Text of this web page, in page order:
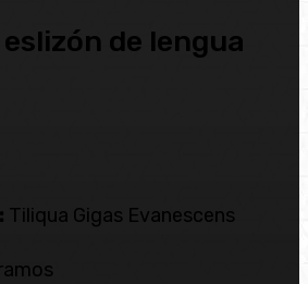
de lengua
Tiliqua Gigas Evanescens